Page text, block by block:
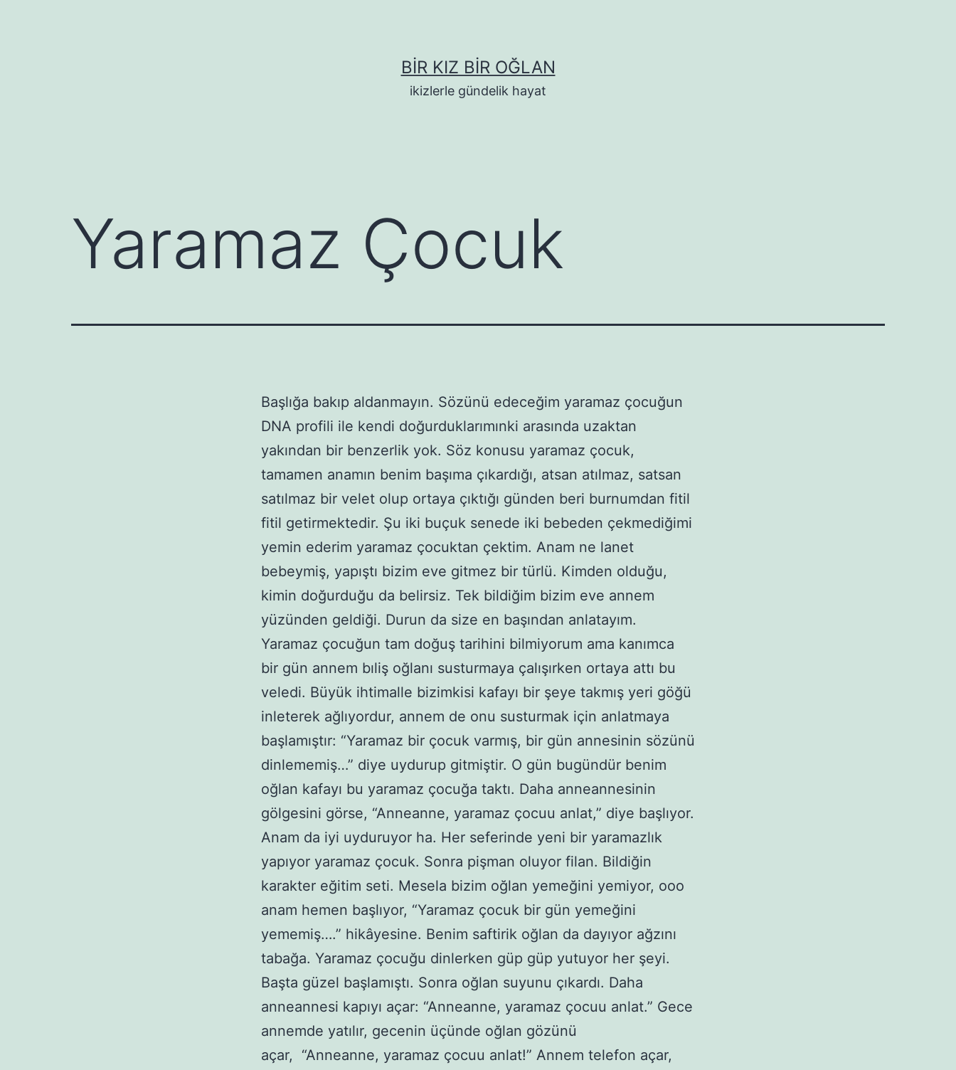
BIR KIZ BIR OĞLAN
ikizlerle gündelik hayat
Yaramaz Çocuk
Başlığa bakıp aldanmayın. Sözünü edeceğim yaramaz çocuğun
DNA profili ile kendi doğurduklarımınki arasında uzaktan
yakından bir benzerlik yok. Söz konusu yaramaz çocuk,
tamamen anamın benim başıma çıkardığı, atsan atılmaz, satsan
satılmaz bir velet olup ortaya çıktığı günden beri burnumdan fitil
fitil getirmektedir. Şu iki buçuk senede iki bebeden çekmediğimi
yemin ederim yaramaz çocuktan çektim. Anam ne lanet
bebeymiş, yapıştı bizim eve gitmez bir türlü. Kimden olduğu,
kimin doğurduğu da belirsiz. Tek bildiğim bizim eve annem
yüzünden geldiği. Durun da size en başından anlatayım.
Yaramaz çocuğun tam doğuş tarihini bilmiyorum ama kanımca
bir gün annem bıliş oğlanı susturmaya çalışırken ortaya attı bu
veledi. Büyük ihtimalle bizimkisi kafayı bir şeye takmış yeri göğü
inleterek ağlıyordur, annem de onu susturmak için anlatmaya
başlamıştır: “Yaramaz bir çocuk varmış, bir gün annesinin sözünü
dinlememiş…” diye uydurup gitmiştir. O gün bugündür benim
oğlan kafayı bu yaramaz çocuğa taktı. Daha anneannesinin
gölgesini görse, “Anneanne, yaramaz çocuu anlat,” diye başlıyor.
Anam da iyi uyduruyor ha. Her seferinde yeni bir yaramazlık
yapıyor yaramaz çocuk. Sonra pişman oluyor filan. Bildiğin
karakter eğitim seti. Mesela bizim oğlan yemeğini yemiyor, ooo
anam hemen başlıyor, “Yaramaz çocuk bir gün yemeğini
yememiş….” hikâyesine. Benim saftirik oğlan da dayıyor ağzını
tabağa. Yaramaz çocuğu dinlerken güp güp yutuyor her şeyi.
Başta güzel başlamıştı. Sonra oğlan suyunu çıkardı. Daha
anneannesi kapıyı açar: “Anneanne, yaramaz çocuu anlat.” Gece
annemde yatılır, gecenin üçünde oğlan gözünü
açar, “Anneanne, yaramaz çocuu anlat!” Annem telefon açar,